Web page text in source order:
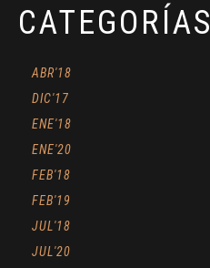
CATEGORÍAS
ABR'18
DIC'17
ENE'18
ENE'20
FEB'18
FEB'19
JUL'18
JUL'20